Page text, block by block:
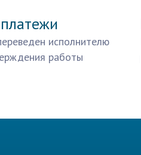
исполнителю
работы